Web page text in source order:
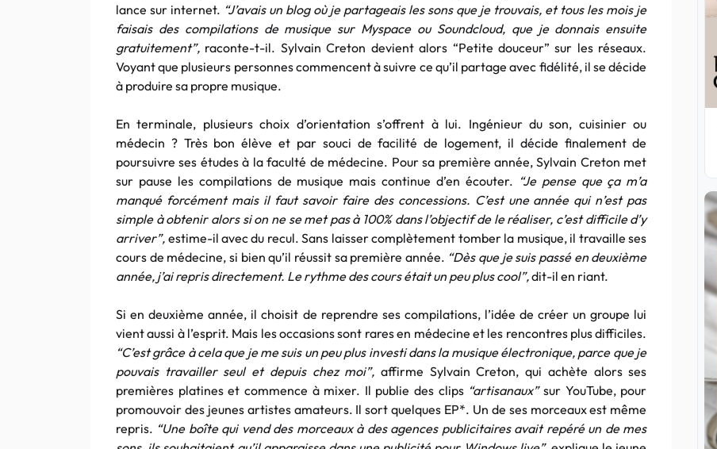
lance sur internet. “J’avais un blog où je partageais les sons que je trouvais, et tous les mois je
faisais des compilations de musique sur Myspace ou Soundcloud, que je donnais ensuite
gratuitement”, raconte-t-il. Sylvain Creton devient alors “Petite douceur” sur les réseaux.
Voyant que plusieurs personnes commencent à suivre ce qu’il partage avec fidélité, il se décide
à produire sa propre musique.
En terminale, plusieurs choix d’orientation s’offrent à lui. Ingénieur du son, cuisinier ou
médecin ? Très bon élève et par souci de facilité de logement, il décide finalement de
poursuivre ses études à la faculté de médecine. Pour sa première année, Sylvain Creton met
sur pause les compilations de musique mais continue d’en écouter. “Je pense que ça m’a
manqué forcément mais il faut savoir faire des concessions. C’est une année qui n’est pas
simple à obtenir alors si on ne se met pas à 100% dans l’objectif de le réaliser, c’est difficile d’y
arriver”, estime-il avec du recul. Sans laisser complètement tomber la musique, il travaille ses
cours de médecine, si bien qu’il réussit sa première année. “Dès que je suis passé en deuxième
année, j’ai repris directement. Le rythme des cours était un peu plus cool”,dit-il en riant.
Si en deuxième année, il choisit de reprendre ses compilations, l’idée de créer un groupe lui
vient aussi à l’esprit. Mais les occasions sont rares en médecine et les rencontres plus difficiles.
“C’est grâce à cela que je me suis un peu plus investi dans la musique électronique, parce que je
pouvais travailler seul et depuis chez moi”, affirme Sylvain Creton, qui achète alors ses
premières platines et commence à mixer. Il publie des clips “artisanaux”sur YouTube, pour
promouvoir des jeunes artistes amateurs. Il sort quelques EP*. Un de ses morceaux est même
repris. “Une boîte qui vend des morceaux à des agences publicitaires avait repéré un de mes